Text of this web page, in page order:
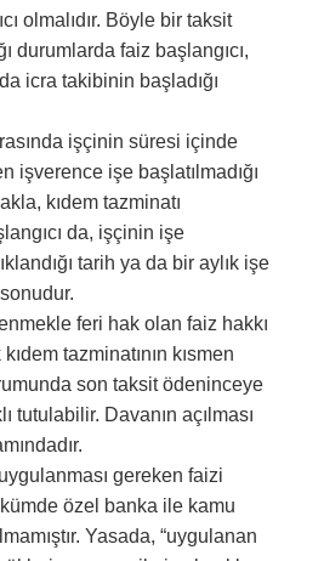
olmalıdır. Böyle bir taksit
durumlarda faiz başlangıcı,
icra takibinin başladığı
işçinin süresi içinde
işverence işe başlatılmadığı
kıdem tazminatı
da, işçinin işe
tarih ya da bir aylık işe
feri hak olan faiz hakkı
tazminatının kısmen
son taksit ödeninceye
tutulabilir. Davanın açılması
gereken faizi
özel banka ile kamu
Yasada, “uygulanan